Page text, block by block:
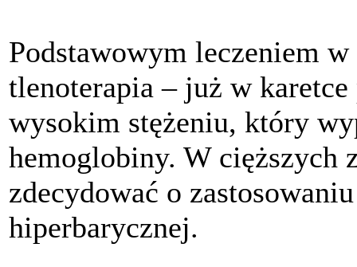
Podstawowym leczeniem
tlenoterapia – już w
wysokim stężeniu, który
hemoglobiny. W cięższych
zdecydować o
hiperbarycznej.